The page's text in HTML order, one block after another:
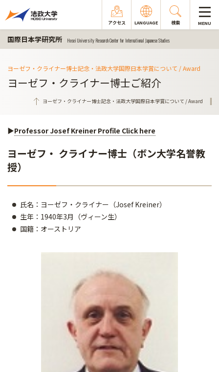
アクセス LANGUAGE 検索 MENU
国際日本学研究所 Hosei University Research Center for International Japanese Studies
ヨーゼフ・クライナー博士記念・法政大学国際日本学賞について / Award
ヨーゼフ・クライナー博士ご紹介
ヨーゼフ・クライナー博士記念・法政大学国際日本学賞について / Award
▶Professor Josef Kreiner Profile Click here
ヨーゼフ・ クライナー博士（ボン大学名誉教
授）
氏名：ヨーゼフ・クライナー（Josef Kreiner）
生年：1940年3月（ヴィーン生）
国籍：オーストリア